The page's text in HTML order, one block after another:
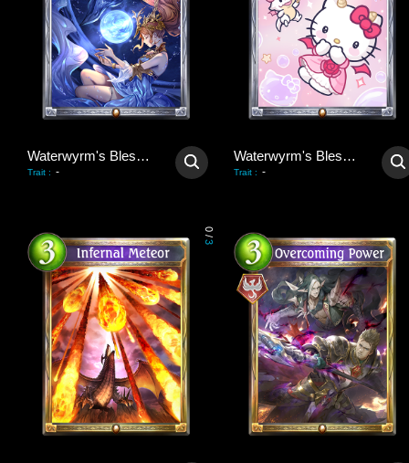
Waterwyrm's Blessing
Trait : -
Waterwyrm's Blessing
Trait : -
0
/
3